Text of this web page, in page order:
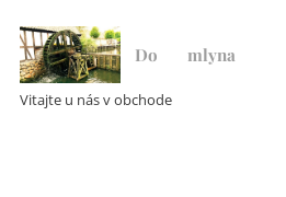
Do ♥ mlyna
Vitajte u nás v obchode